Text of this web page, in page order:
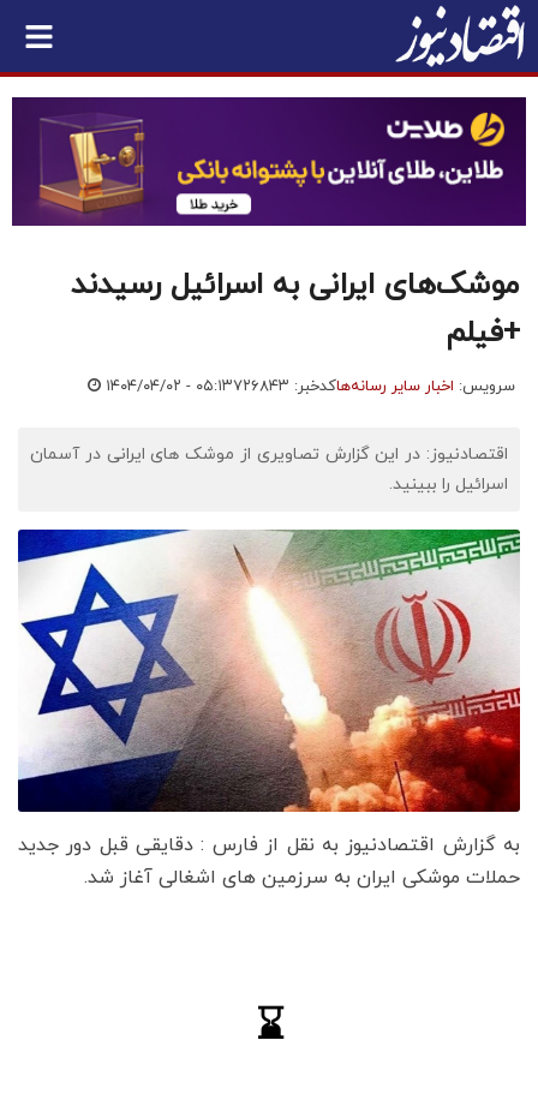
موشک‌های ایرانی به اسرائیل رسیدند
+فیلم
سرویس: اخبار سایر رسانه‌هاکدخبر: ۷۲۶۸۴۳ ۱۴۰۴/۰۴/۰۲ - ۰۵:۱۳
اقتصادنیوز: در این گزارش تصاویری از موشک های ایرانی در آسمان
اسرائیل را ببینید.
به گزارش اقتصادنیوز به نقل از فارس : دقایقی قبل دور جدید
حملات موشکی ایران به سرزمین های اشغالی آغاز شد.